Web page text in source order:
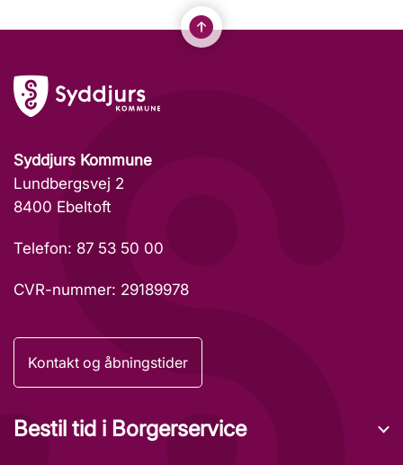
Syddjurs Kommune
Lundbergsvej 2
8400 Ebeltoft
Telefon: 87 53 50 00
CVR-nummer: 29189978
Kontakt og åbningstider
Bestil tid i Borgerservice